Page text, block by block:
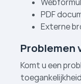
PDF
Externe
Problemen
Komt u een